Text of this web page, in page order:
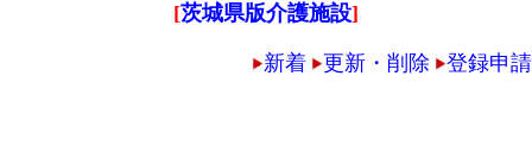
[茨城県版介護施設]
新着 更新・削除 登録申請